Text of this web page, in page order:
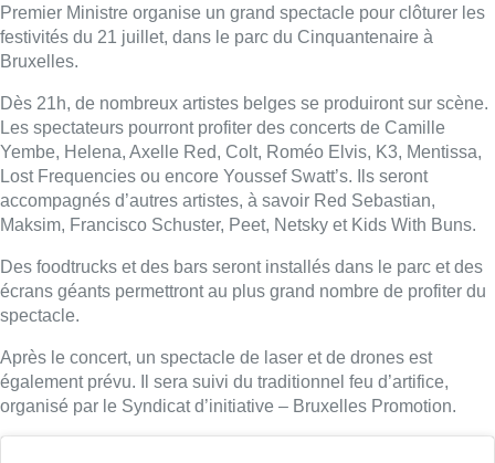
Premier Ministre organise un grand spectacle pour clôturer les
festivités du 21 juillet, dans le parc du Cinquantenaire à
Bruxelles.
Dès 21h, de nombreux artistes belges se produiront sur scène.
Les spectateurs pourront profiter des concerts de Camille
Yembe, Helena, Axelle Red, Colt, Roméo Elvis, K3, Mentissa,
Lost Frequencies ou encore Youssef Swatt’s. Ils seront
accompagnés d’autres artistes, à savoir Red Sebastian,
Maksim, Francisco Schuster, Peet, Netsky et Kids With Buns.
Des foodtrucks et des bars seront installés dans le parc et des
écrans géants permettront au plus grand nombre de profiter du
spectacle.
Après le concert, un spectacle de laser et de drones est
également prévu. Il sera suivi du traditionnel feu d’artifice,
organisé par le Syndicat d’initiative – Bruxelles Promotion.